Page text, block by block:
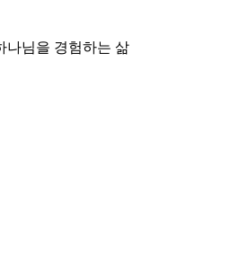
나님을 경험하는 삶